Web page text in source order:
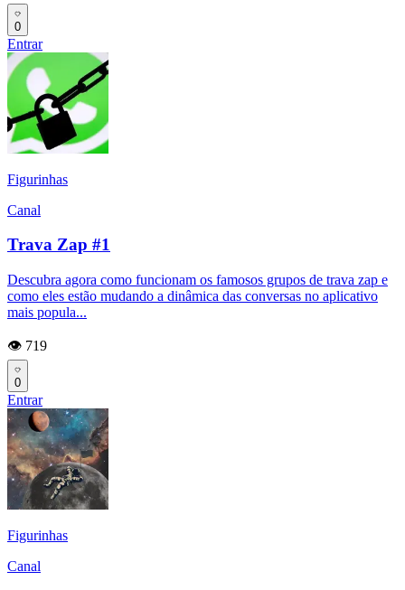
0
Entrar
Figurinhas
Canal
Trava Zap #1
Descubra agora como funcionam os famosos grupos de trava zap e
como eles estão mudando a dinâmica das conversas no aplicativo
mais popula...
👁️ 719
0
Entrar
Figurinhas
Canal